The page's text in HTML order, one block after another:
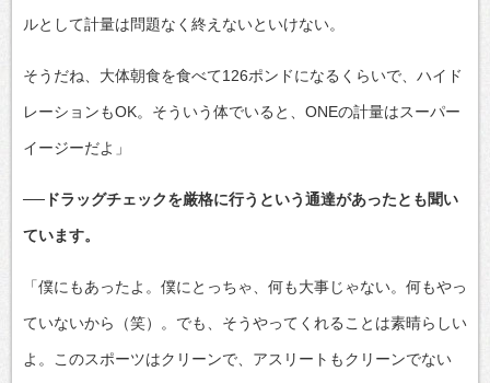
ルとして計量は問題なく終えないといけない。
そうだね、大体朝食を食べて126ポンドになるくらいで、ハイド
レーションもOK。そういう体でいると、ONEの計量はスーパー
イージーだよ」
──ドラッグチェックを厳格に行うという通達があったとも聞い
ています。
「僕にもあったよ。僕にとっちゃ、何も大事じゃない。何もやっ
ていないから（笑）。でも、そうやってくれることは素晴らしい
よ。このスポーツはクリーンで、アスリートもクリーンでない